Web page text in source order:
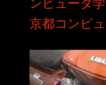
ツ
へ
へ
移
京都コンピ